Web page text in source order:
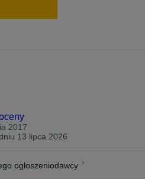
Budowlanych)
aluminium
włożyć jeden najazd w drugi)
110cm
(koparki/ładowarki/maszyny
Polskę gospodarkę
2017
13 lipca 2026
ogłoszeniodawcy